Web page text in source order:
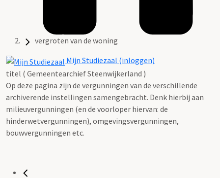
vergroten van de woning
Mijn Studiezaal (inloggen)
titel ( Gemeentearchief Steenwijkerland )
Op deze pagina zijn de vergunningen van de verschillende
archiverende instellingen samengebracht. Denk hierbij aan
milieuvergunningen (en de voorloper hiervan: de
hinderwetvergunningen), omgevingsvergunningen,
bouwvergunningen etc.